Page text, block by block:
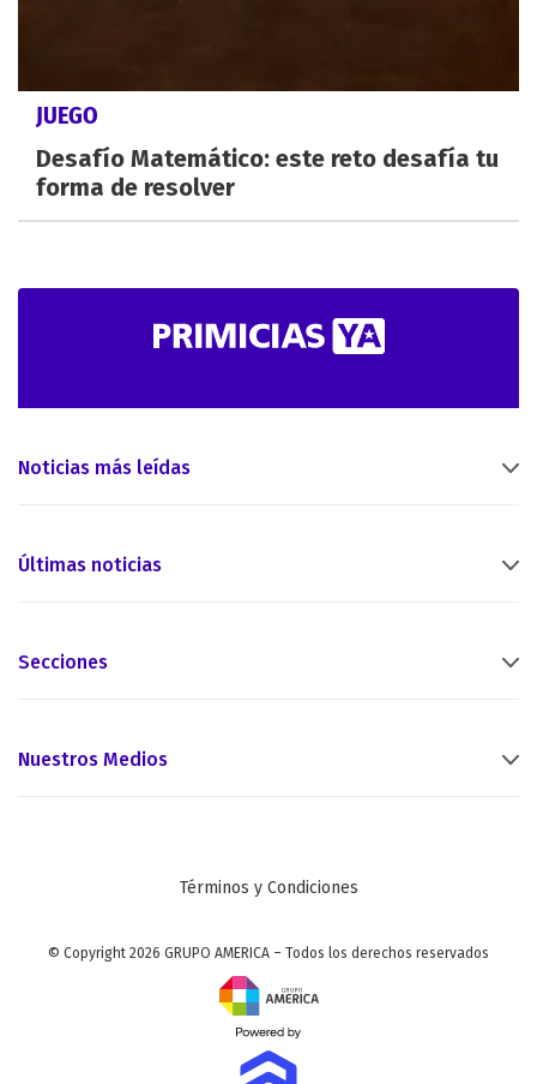
JUEGO
Desafío Matemático: este reto desafía tu
forma de resolver
Noticias más leídas
Últimas noticias
Secciones
Nuestros Medios
Términos y Condiciones
© Copyright 2026 GRUPO AMERICA – Todos los derechos reservados